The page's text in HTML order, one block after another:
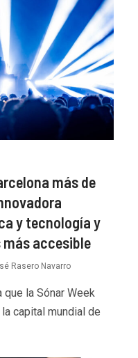
más de
y tecnología y
accesible
Rasero Navarro
que la Sónar Week
capital mundial de